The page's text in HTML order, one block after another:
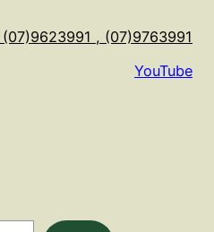
(07)9623991 , (07)9763991
YouTube